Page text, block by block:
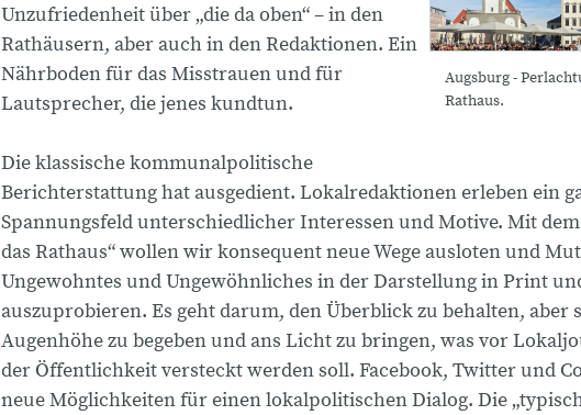
Augsburg -
Rathaus.
Unzufriedenheit über „die da oben“ – in den
Rathäusern, aber auch in den Redaktionen. Ein
Nährboden für das Misstrauen und für
Lautsprecher, die jenes kundtun.
Die klassische kommunalpolitische
Berichterstattung hat ausgedient. Lokalredaktionen erleben ein
Spannungsfeld unterschiedlicher Interessen und Motive. Mit dem
das Rathaus“ wollen wir konsequent neue Wege ausloten und
Ungewohntes und Ungewöhnliches in der Darstellung in Print
auszuprobieren. Es geht darum, den Überblick zu behalten, aber
Augenhöhe zu begeben und ans Licht zu bringen, was vor
der Öffentlichkeit versteckt werden soll. Facebook, Twitter und
neue Möglichkeiten für einen lokalpolitischen Dialog. Die